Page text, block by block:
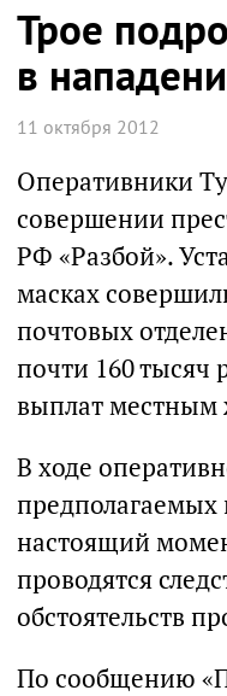
Трое
в
11 октября 2012
Оперативники
совершении
РФ «Разбой».
масках
почтовых
почти 160 тысяч
выплат местным
В ходе
предполагаемых
настоящий
проводятся
обстоятельств
По сообщению